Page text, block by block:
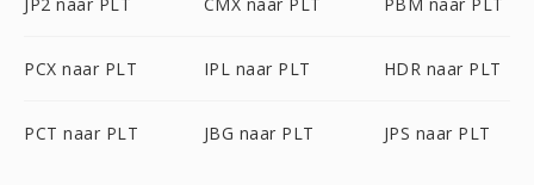
PCX naar PLT IPL naar PLT HDR naar PLT
PCT naar PLT JBG naar PLT JPS naar PLT